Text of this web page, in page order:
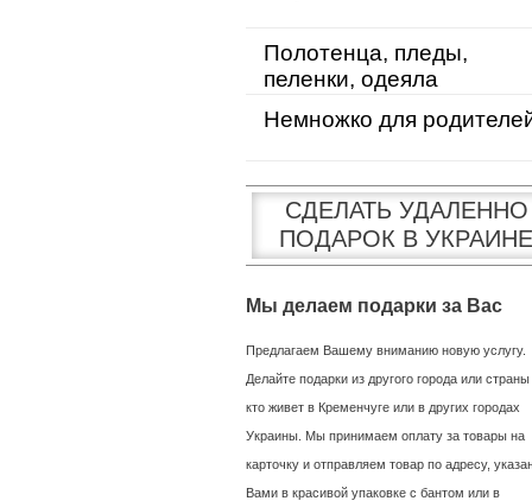
Полотенца, пледы,
пеленки, одеяла
Немножко для
СДЕЛАТЬ УДАЛЕННО
ПОДАРОК В УКРАИНЕ
Мы делаем подарки за Вас
Предлагаем Вашему вниманию новую услугу.
Делайте подарки из другого города или страны
кто живет в Кременчуге или в других городах
Украины. Мы принимаем оплату за товары на
карточку и отправляем товар по адресу,
Вами в красивой упаковке с бантом или в